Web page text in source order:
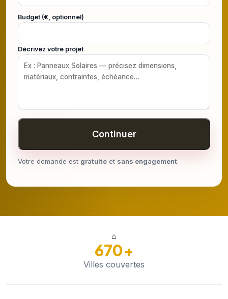
Budget (€, optionnel)
Décrivez votre projet
Continuer
Votre demande est gratuite et sans engagement.
⌂
670+
Villes couvertes